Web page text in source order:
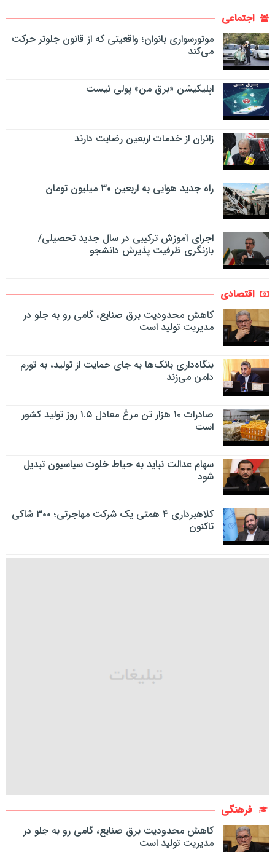
اجتماعی
موتورسواری بانوان؛ واقعیتی که از قانون جلوتر حرکت
می‌کند
اپلیکیشن «برق من» پولی نیست
زائران از خدمات اربعین رضایت دارند
راه جدید هوایی به اربعین ۳۰ میلیون تومان
اجرای آموزش ترکیبی در سال جدید تحصیلی/
بازنگری ظرفیت پذیرش دانشجو
اقتصادی
کاهش محدودیت برق صنایع، گامی رو به جلو در
مدیریت تولید است
بنگاه‌داری بانک‌ها به جای حمایت از تولید، به تورم
دامن می‌زند
صادرات ۱۰ هزار تن مرغ معادل ۱.۵ روز تولید کشور
است
سهام عدالت نباید به حیاط خلوت سیاسیون تبدیل
شود
کلاهبرداری ۴ همتی یک شرکت مهاجرتی؛ ۳۰۰ شاکی
تاکنون
فرهنگی
کاهش محدودیت برق صنایع، گامی رو به جلو در
مدیریت تولید است